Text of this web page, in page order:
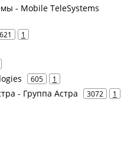
- Mobile TeleSystems
1
605 1
- Группа Астра 3072 1